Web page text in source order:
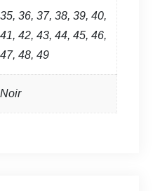
35, 36, 37, 38, 39, 40,
41, 42, 43, 44, 45, 46,
47, 48, 49
Noir